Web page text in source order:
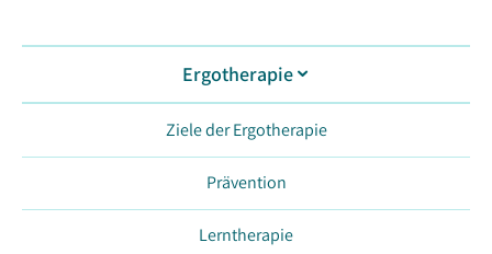
Ergotherapie
Ziele der Ergotherapie
Prävention
Lerntherapie